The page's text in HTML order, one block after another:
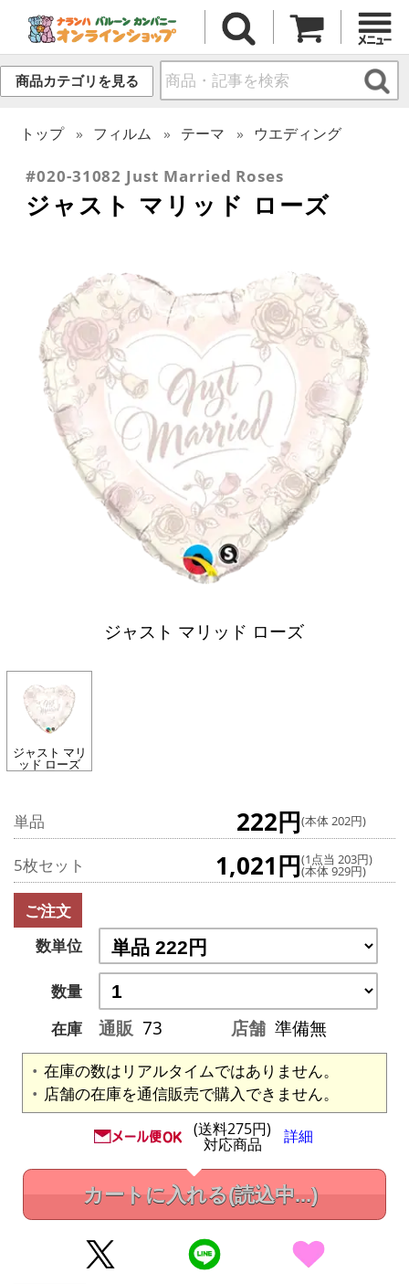
商品カテゴリを見る
トップ フィルム テーマ ウエディング
#020-31082 Just Married Roses
ジャスト マリッド ローズ
ジャスト マリッド ローズ
ジャスト マリ
ッド ローズ
単品 222円(本体 202円)
5枚セット 1,021円(1点当 203円)
(本体 929円)
ご注文
数単位
数量
在庫
通販 73 店舗 準備無
在庫の数はリアルタイムではありません。
店舗の在庫を通信販売で購入できません。
(送料275円)
対応商品 詳細
カートに入れる(読込中...)